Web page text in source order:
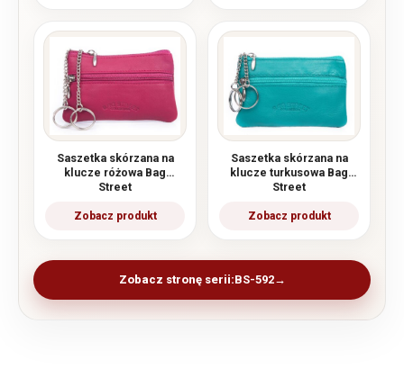
Saszetka skórzana na
klucze różowa Bag
Street
Saszetka skórzana na
klucze turkusowa Bag
Street
Zobacz stronę serii:BS-592